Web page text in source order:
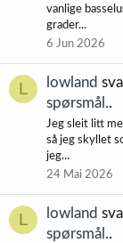
vanlige
grader...
6 Jun 2026
L lowland
spørsmål..
Jeg sleit litt
så jeg skyllet
jeg...
24 Mai 2026
L lowland
spørsmål..